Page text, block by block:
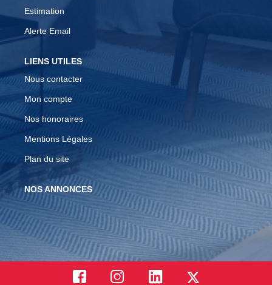
Estimation
Alerte Email
LIENS UTILES
Nous contacter
Mon compte
Nos honoraires
Mentions Légales
Plan du site
NOS ANNONCES